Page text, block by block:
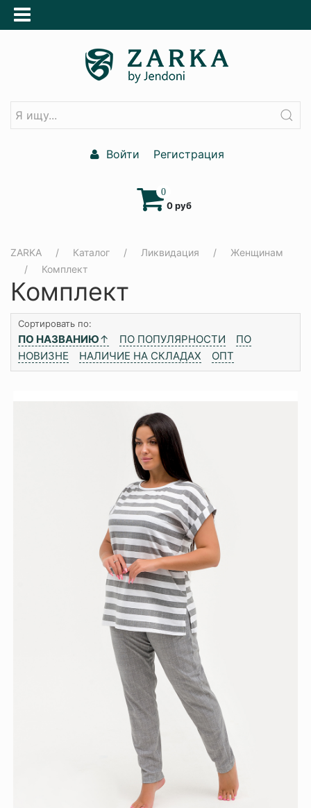
Войти Регистрация
0
0 руб
ZARKA Каталог Ликвидация
Женщинам
Комплект
Комплект
Сортировать по:
ПО НАЗВАНИЮ↑ ПО ПОПУЛЯРНОСТИ
ПО
НОВИЗНЕ
НАЛИЧИЕ НА СКЛАДАХ ОПТ